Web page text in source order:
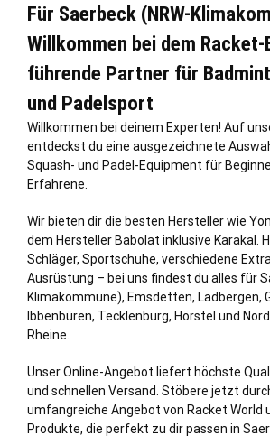
Für Saerbeck (NRW-
Willkommen bei dem
führende Partner für
und Padelsport
Willkommen bei deinem Experten! Auf
entdeckst du eine ausgezeichnete
Squash- und Padel-Equipment für
Erfahrene.
Wir bieten dir die besten Hersteller wie
dem Hersteller Babolat inklusive Karakal.
Schläger, Sportschuhe, verschiedene
Ausrüstung – bei uns findest du alles für
Klimakommune), Emsdetten, Ladbergen,
Ibbenbüren, Tecklenburg, Hörstel und
Rheine.
Unser Online-Angebot liefert höchste
und schnellen Versand. Stöbere jetzt
umfangreiche Angebot von Racket World
Produkte, die perfekt zu dir passen in